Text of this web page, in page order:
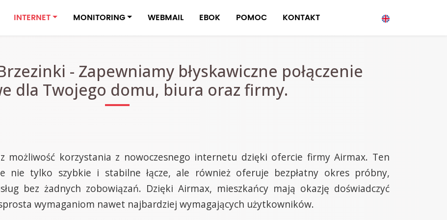
INTERNET MONITORING WEBMAIL EBOK POMOC KONTAKT
- Zapewniamy błyskawiczne połączenie
dla Twojego domu, biura oraz firmy.
możliwość korzystania z nowoczesnego internetu dzięki ofercie firmy Airmax. Ten
nie tylko szybkie i stabilne łącze, ale również oferuje bezpłatny okres próbny,
bez żadnych zobowiązań. Dzięki Airmax, mieszkańcy mają okazję doświadczyć
wymaganiom nawet najbardziej wymagających użytkowników.